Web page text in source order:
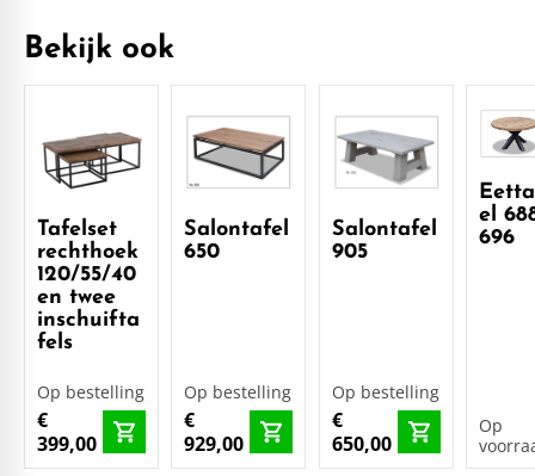
Bekijk ook
Tafelset
rechthoek
120/55/40
en twee
inschuifta
fels
Op bestelling
€
399,00
Salontafel
650
Op bestelling
€
929,00
Salontafel
905
Op bestelling
€
650,00
el
696
Op